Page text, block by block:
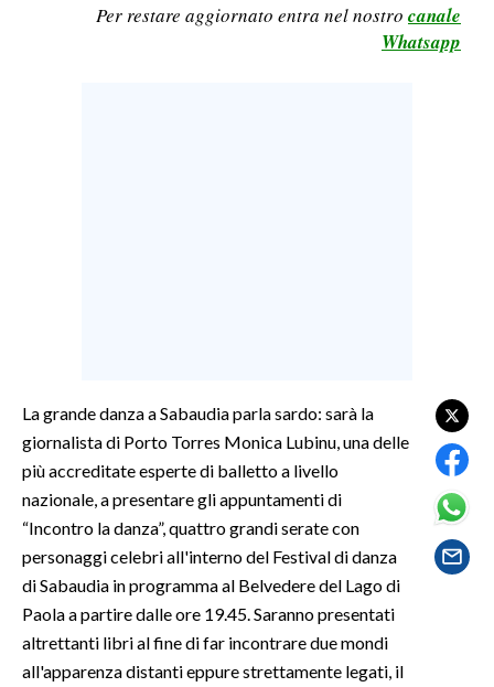
CULTURA
SALUTE
SARDEGNA TURISMO
Per restare aggiornato entra nel nostro canale
Whatsapp
La grande danza a Sabaudia parla sardo: sarà la
giornalista di Porto Torres Monica Lubinu, una delle
più accreditate esperte di balletto a livello
nazionale, a presentare gli appuntamenti di
“Incontro la danza”, quattro grandi serate con
personaggi celebri all'interno del Festival di danza
di Sabaudia in programma al Belvedere del Lago di
Paola a partire dalle ore 19.45. Saranno presentati
altrettanti libri al fine di far incontrare due mondi
all'apparenza distanti eppure strettamente legati, il